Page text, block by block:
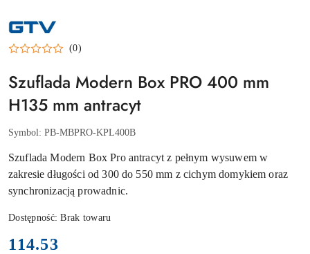
NAZWA
PRODUCENTA:
GTV
(0)
Szuflada Modern Box PRO 400 mm
H135 mm antracyt
Symbol: PB-MBPRO-KPL400B
Szuflada Modern Box Pro antracyt z pełnym wysuwem w
zakresie długości od 300 do 550 mm z cichym domykiem oraz
synchronizacją prowadnic.
Dostępność:Brak towaru
cena:
114.53